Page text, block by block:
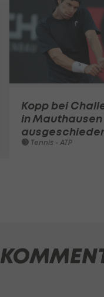
Kopp bei
in Mauthausen
Tennis - ATP